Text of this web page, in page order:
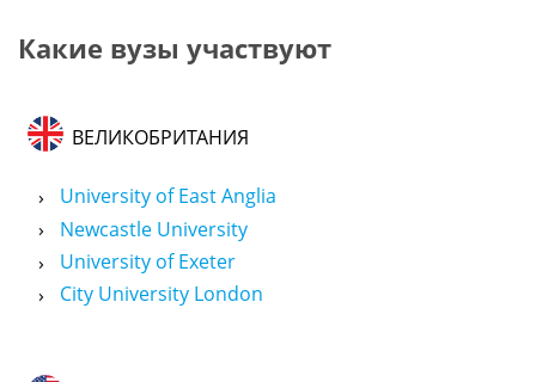
Какие вузы участвуют
ВЕЛИКОБРИТАНИЯ
University of East Anglia
Newcastle University
University of Exeter
City University London